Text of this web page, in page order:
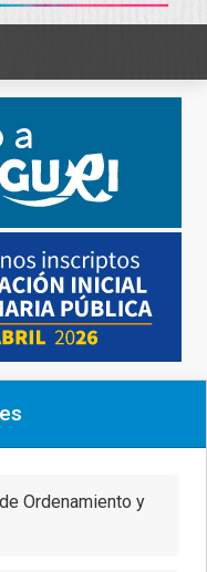
Ordenamiento y